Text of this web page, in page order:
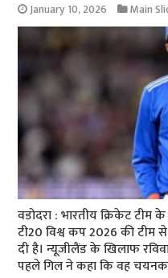
January 10, 2026 Main
वडोदरा : भारतीय क्रिकेट
टी20 विश्व कप 2026 की टीम से
दी है। न्यूजीलैंड के खिलाफ
पहले गिल ने कहा कि वह